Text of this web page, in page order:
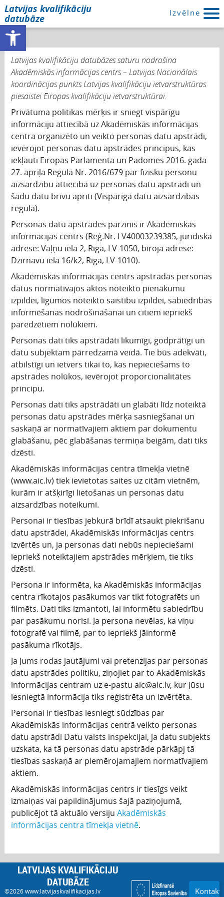
Open toolbar
Latvijas kvalifikāciju
datubāze
Izvēlne
Latvijas kvalifikāciju datubāzes saturu nodrošina
Akadēmiskās informācijas centrs – Latvijas Nacionālais
koordinācijas punkts Latvijas kvalifikāciju ietvarstruktūras
piesaistei Eiropas kvalifikāciju ietvarstruktūrai.
Privātuma politikas mērķis ir sniegt vispārīgu
informāciju attiecībā uz Akadēmiskās informācijas
centra organizēto un veikto personas datu apstrādi,
ievērojot personas datu apstrādes principus, kas
iekļauti Eiropas Parlamenta un Padomes 2016. gada
27. aprīļa Regulā Nr. 2016/679 par fizisku personu
aizsardzību attiecībā uz personas datu apstrādi un
šādu datu brīvu apriti (Vispārīgā datu aizsardzības
regulā).
Personas datu apstrādes pārzinis ir Akadēmiskās
informācijas centrs (Reģ.Nr. LV40003239385, juridiskā
adrese: Vaļņu iela 2, Rīga, LV-1050, biroja adrese:
Dzirnavu iela 16/k2, Rīga, LV-1010).
Akadēmiskās informācijas centrs apstrādās personas
datus normatīvajos aktos noteikto pienākumu
izpildei, līgumos noteikto saistību izpildei, sabiedrības
informēšanas nodrošināšanai un citiem iepriekš
paredzētiem nolūkiem.
Personas dati tiks apstrādāti likumīgi, godprātīgi un
datu subjektam pārredzamā veidā. Tie būs adekvāti,
atbilstīgi un ietvers tikai to, kas nepieciešams to
apstrādes nolūkos, ievērojot proporcionalitātes
principu.
Personas dati tiks apstrādāti un glabāti līdz noteiktā
personas datu apstrādes mērķa sasniegšanai un
saskaņā ar normatīvajiem aktiem par dokumentu
glabāšanu, pēc glabāšanas termiņa beigām, dati tiks
dzēsti.
Akadēmiskās informācijas centra tīmekļa vietnē
(www.aic.lv) tiek ievietotas saites uz citām vietnēm,
kurām ir atšķirīgi lietošanas un personas datu
aizsardzības noteikumi.
Personai ir tiesības jebkurā brīdī atsaukt piekrišanu
datu apstrādei, Akadēmiskās informācijas centrs
izvērtēs un, ja personas dati nebūs nepieciešami
iepriekš noteiktajiem apstrādes mērķiem, tie tiks
dzēsti.
Persona ir informēta, ka Akadēmiskās informācijas
centra rīkotajos pasākumos var tikt fotografēts un
filmēts. Dati tiks izmantoti, lai informētu sabiedrību
par pasākumu norisi. Ja persona nevēlas, ka viņu
fotografē vai filmē, par to iepriekš jāinformē
pasākuma rīkotājs.
Ja Jums rodas jautājumi vai pretenzijas par personas
datu apstrādes politiku, ziņojiet par to Akadēmiskās
informācijas centram uz e-pastu aic@aic.lv, kur Jūsu
iesniegtā informācija tiks reģistrēta un izvērtēta.
Personai ir tiesības iesniegt sūdzības par
Akadēmiskās informācijas centrā veikto personas
datu apstrādi Datu valsts inspekcijai, ja datu subjekts
uzskata, ka tā personas datu apstrāde pārkāpj tā
tiesības saskaņā ar piemērojamajiem normatīvajiem
aktiem.
Akadēmiskās informācijas centrs ir tiesīgs veikt
izmaiņas vai papildinājumus šajā paziņojumā,
publicējot tā aktuālo versiju Akadēmiskās
informācijas centra tīmekļa vietnē.
LATVIJAS KVALIFIKĀCIJU
DATUBĀZE
©2026www.latvijaskvalifikacijas.lv Kontakti